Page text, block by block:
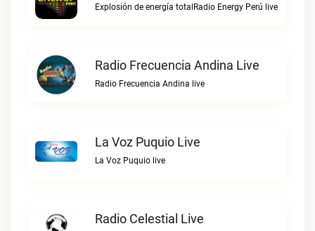
Explosión de energía totalRadio Energy Perú live
Radio Frecuencia Andina Live
Radio Frecuencia Andina live
La Voz Puquio Live
La Voz Puquio live
Radio Celestial Live